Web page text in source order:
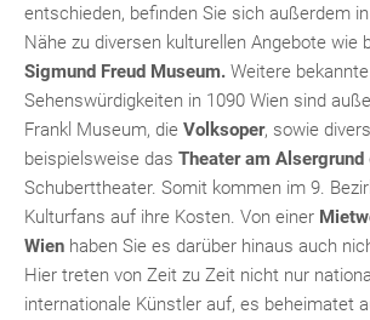
entschieden, befinden Sie sich außerdem
Nähe zu diversen kulturellen Angebote wie
Sigmund Freud Museum. Weitere bekannte
Sehenswürdigkeiten in 1090 Wien sind
Frankl Museum, die Volksoper, sowie
beispielsweise das Theater am Alsergrund
Schuberttheater. Somit kommen im 9.
Kulturfans auf ihre Kosten. Von einer
Wien haben Sie es darüber hinaus auch
Hier treten von Zeit zu Zeit nicht nur
internationale Künstler auf, es beheimatet